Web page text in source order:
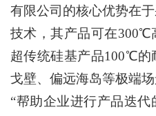
有限公司的核心优势在
技术，其产品可在300℃
超传统硅基产品100℃的
戈壁、偏远海岛等极端
“帮助企业进行产品迭